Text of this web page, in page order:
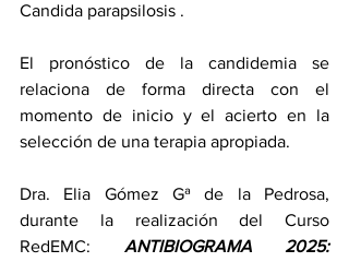
Candida parapsilosis .
El pronóstico de la candidemia se
relaciona de forma directa con el
momento de inicio y el acierto en la
selección de una terapia apropiada.
Dra. Elia Gómez Gª de la Pedrosa,
durante la realización del Curso
RedEMC: ANTIBIOGRAMA 2025: